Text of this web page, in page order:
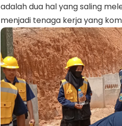
adalah dua hal yang saling
menjadi tenaga kerja yang